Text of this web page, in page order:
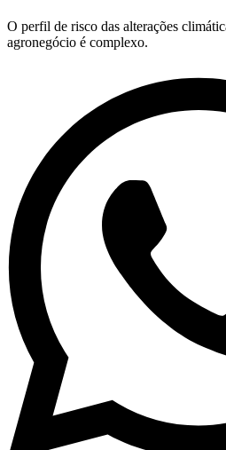
O perfil de risco das alterações
agronegócio é complexo.